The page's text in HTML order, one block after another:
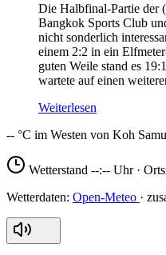
Die Halbfinal-Partie der
Bangkok Sports Club
nicht sonderlich
einem 2:2 in ein
guten Weile stand es
wartete auf einen
Weiterlesen
--
Wetterstand --:-- Uhr ·
Open-Meteo